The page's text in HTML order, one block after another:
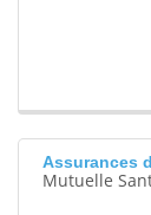
Assurances
Mutuelle